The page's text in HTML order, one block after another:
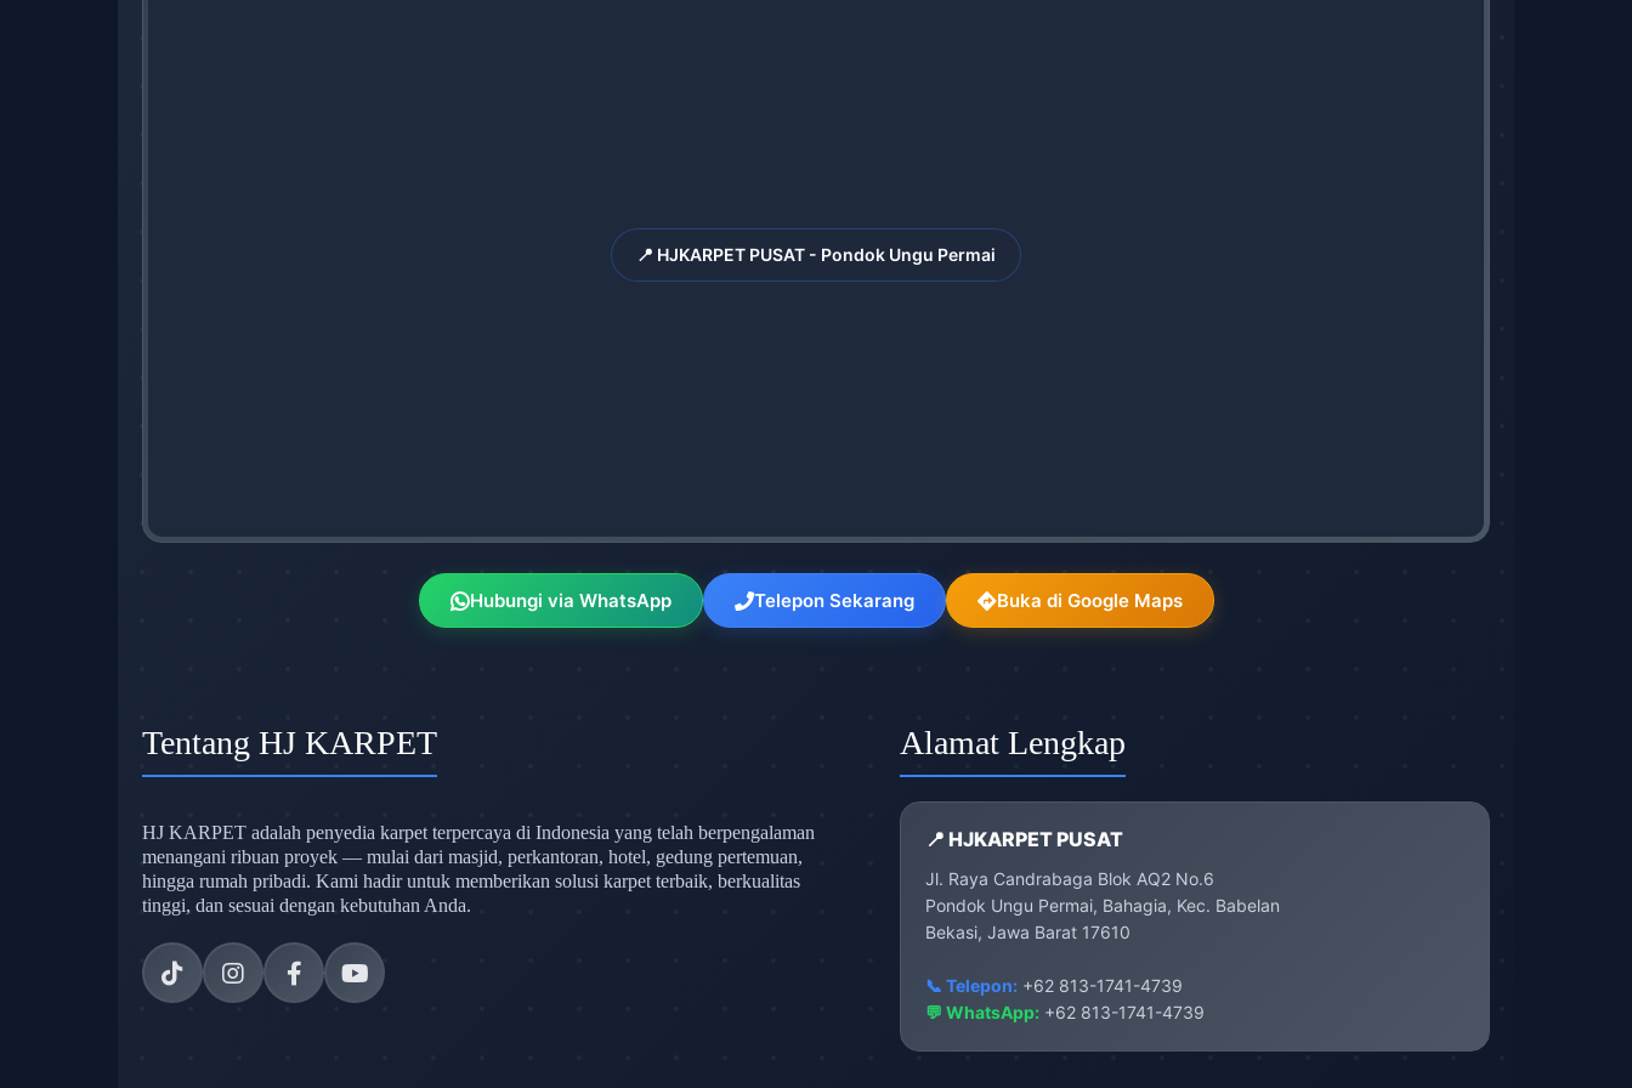
📍 HJKARPET PUSAT - Pondok Ungu Permai
Hubungi via WhatsApp Telepon Sekarang Buka di Google Maps
Tentang HJ KARPET
HJ KARPET adalah penyedia karpet terpercaya di Indonesia yang telah berpengalaman
menangani ribuan proyek — mulai dari masjid, perkantoran, hotel, gedung pertemuan,
hingga rumah pribadi. Kami hadir untuk memberikan solusi karpet terbaik, berkualitas
tinggi, dan sesuai dengan kebutuhan Anda.
Alamat Lengkap
📍 HJKARPET PUSAT
Jl. Raya Candrabaga Blok AQ2 No.6
Pondok Ungu Permai, Bahagia, Kec. Babelan
Bekasi, Jawa Barat 17610
📞 Telepon:+62 813-1741-4739
💬 WhatsApp: +62 813-1741-4739